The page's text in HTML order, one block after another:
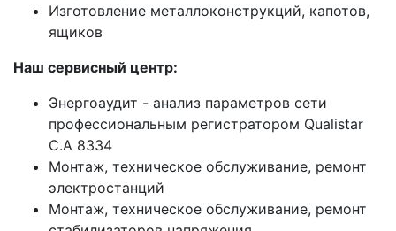
Изготовление металлоконструкций, капотов,
ящиков
Наш сервисный центр:
Энергоаудит - анализ параметров сети
профессиональным регистратором Qualistar
С.А 8334
Монтаж, техническое обслуживание, ремонт
электростанций
Монтаж, техническое обслуживание, ремонт